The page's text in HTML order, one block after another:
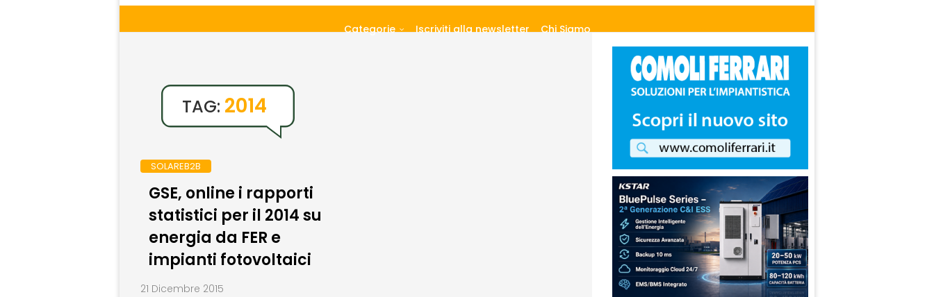
Categorie Iscriviti alla newsletter Chi Siamo
TAG: 2014
SOLAREB2B
GSE, online i rapporti
statistici per il 2014 su
energia da FER e
impianti fotovoltaici
21 Dicembre 2015